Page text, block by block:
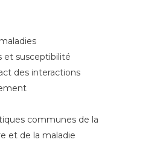
et susceptibilité
des interactions
communes de la
et de la maladie